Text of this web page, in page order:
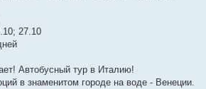
27.10
Автобусный тур в Италию!
в знаменитом городе на воде - Венеции.